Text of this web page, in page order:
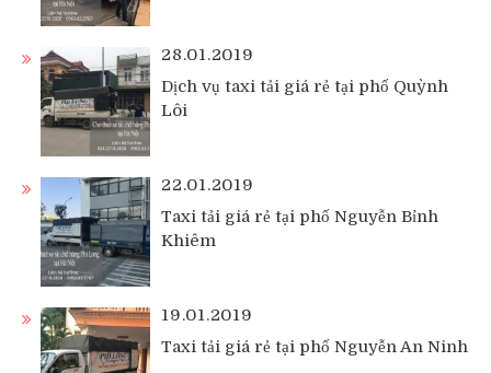
28.01.2019
Dịch vụ taxi tải giá rẻ tại phố Quỳnh
Lôi
22.01.2019
Taxi tải giá rẻ tại phố Nguyễn Bỉnh
Khiêm
19.01.2019
Taxi tải giá rẻ tại phố Nguyễn An Ninh